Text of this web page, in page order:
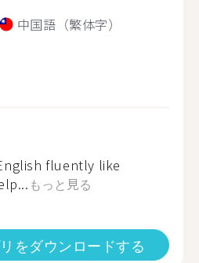
中国語（繁体字）
fluently like
もっと見る
をダウンロードする